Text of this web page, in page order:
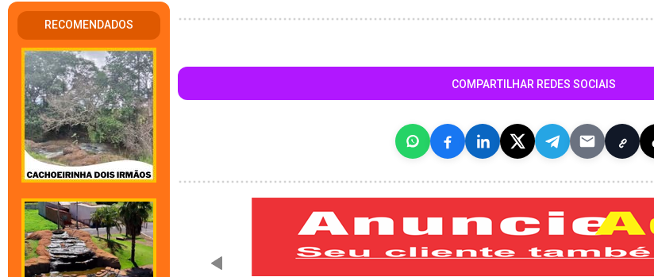
RECOMENDADOS
COMPARTILHAR REDES SOCIAIS